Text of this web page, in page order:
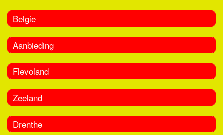
Belgie
Aanbieding
Flevoland
Zeeland
Drenthe